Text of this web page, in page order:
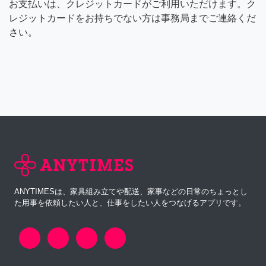
お支払いは、クレジットカードがご利用いただけます。ク
レジットカードをお持ちでない方は事務局までご連絡くだ
さい。
ANYTIMESは、家具組み立てや配送、家事などの日常のちょっとし
た用事を依頼したい人と、仕事をしたい人をつなげるアプリです。